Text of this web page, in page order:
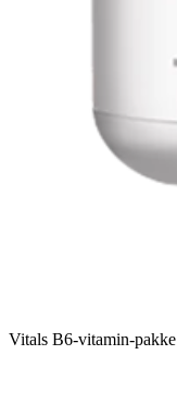
Vitals B6-vitamin-pakke